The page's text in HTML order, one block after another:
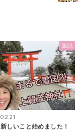
週記
新しいこと始めました！